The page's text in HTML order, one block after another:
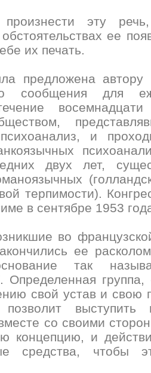
эту
ее
их печать.
предложена автору
сообщения для
и
двух лет,
терпимости).
в сентябре 1953
во
ее
так
Определенная
свой устав и свою
выступить
со своими
концепцию, и
средства, чтобы